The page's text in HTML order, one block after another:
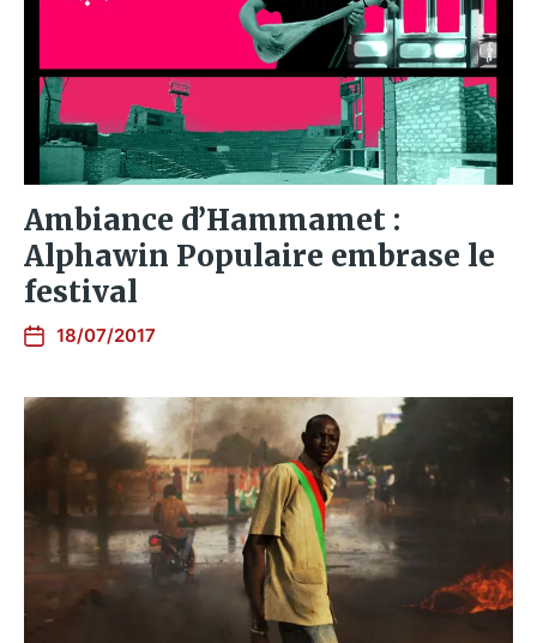
Ambiance d’Hammamet :
Alphawin Populaire embrase le
festival
18/07/2017